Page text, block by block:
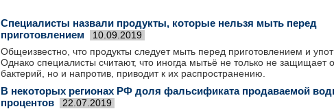
Специалисты назвали продукты, которые нельзя мыть перед
приготовлением
10.09.2019
Общеизвестно, что продукты следует мыть перед приготовлением и
Однако специалисты считают, что иногда мытьё не только не защищает
бактерий, но и напротив, приводит к их распространению.
В некоторых регионах РФ доля фальсификата продаваемой
процентов
22.07.2019